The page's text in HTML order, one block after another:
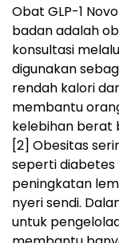
Obat GLP-1
badan adalah
konsultasi
digunakan
rendah kalori
membantu
kelebihan berat
[2] Obesitas
seperti diabetes
peningkatan
nyeri sendi.
untuk